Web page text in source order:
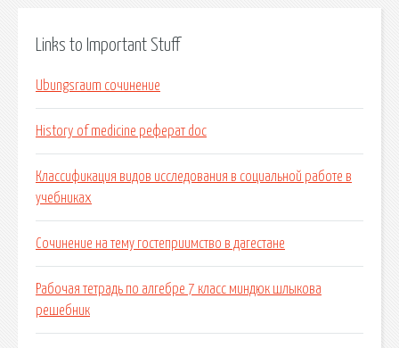
Links to Important Stuff
Ubungsraum сочинение
History of medicine реферат doc
Классификация видов исследования в социальной работе в
учебниках
Сочинение на тему гостеприимство в дагестане
Рабочая тетрадь по алгебре 7 класс миндюк шлыкова
решебник